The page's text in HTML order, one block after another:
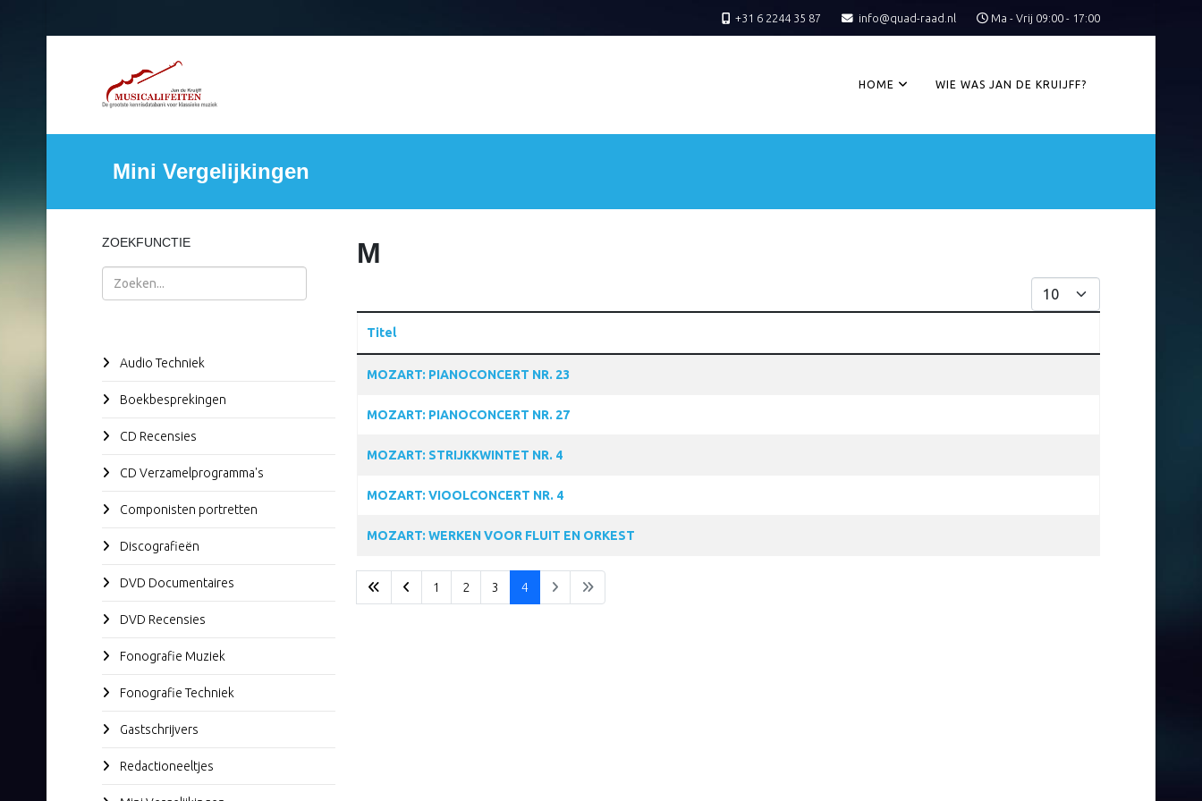
+31 6 2244 35 87 info@quad-raad.nl Ma - Vrij 09:00 - 17:00
HOME WIE WAS JAN DE KRUIJFF?
Mini Vergelijkingen
ZOEKFUNCTIE
Zoeken
Audio Techniek
Boekbesprekingen
CD Recensies
CD Verzamelprogramma's
Componisten portretten
Discografieën
DVD Documentaires
DVD Recensies
Fonografie Muziek
Fonografie Techniek
Gastschrijvers
Redactioneeltjes
M
Toon #
Titel
MOZART: PIANOCONCERT NR. 23
MOZART: PIANOCONCERT NR. 27
MOZART: STRIJKKWINTET NR. 4
MOZART: VIOOLCONCERT NR. 4
MOZART: WERKEN VOOR FLUIT EN ORKEST
1 2 3 4